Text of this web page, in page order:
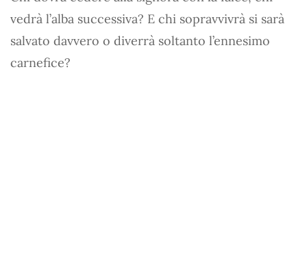
vedrà l’alba successiva? E chi sopravvivrà si sarà
salvato davvero o diverrà soltanto l’ennesimo
carnefice?